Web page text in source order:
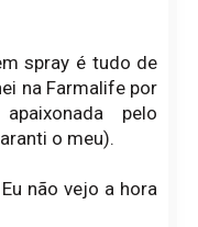
spray é tudo de
na Farmalife por
pelo
o meu).
não vejo a hora